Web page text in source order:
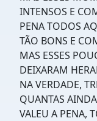
INTENSOS E
PENA TODOS
TÃO BONS E
MAS ESSES
DEIXARAM
NA VERDADE,
QUANTAS
VALEU A PENA,